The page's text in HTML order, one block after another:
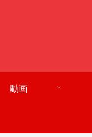
動画